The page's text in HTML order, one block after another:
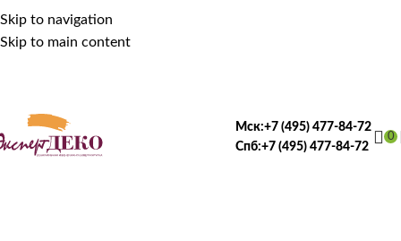
Skip to navigation
Skip to main content
Мск:+7 (495) 477-84-72
Спб:+7 (495) 477-84-72
0